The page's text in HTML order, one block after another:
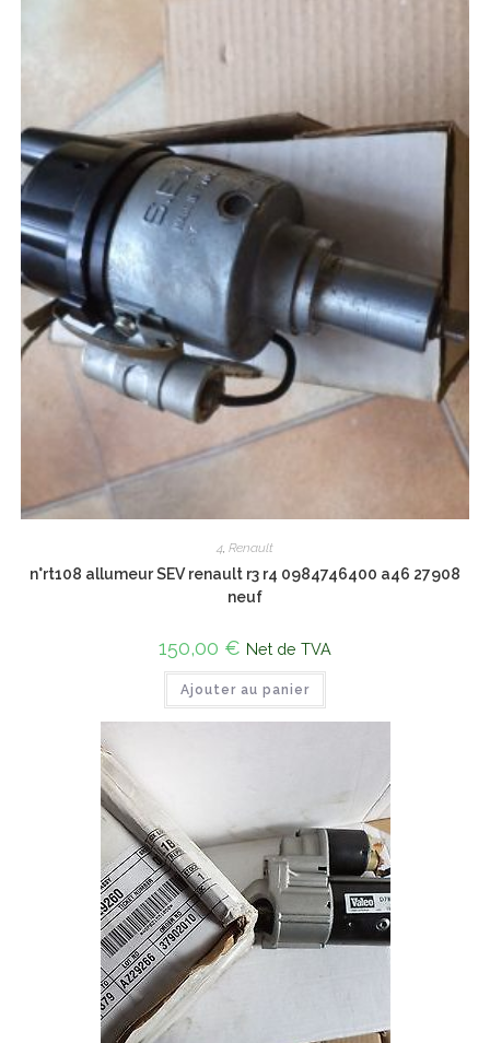
4, Renault
n°rt108 allumeur SEV renault r3 r4 0984746400 a46 27908
neuf
150,00 € Net de TVA
Ajouter au panier